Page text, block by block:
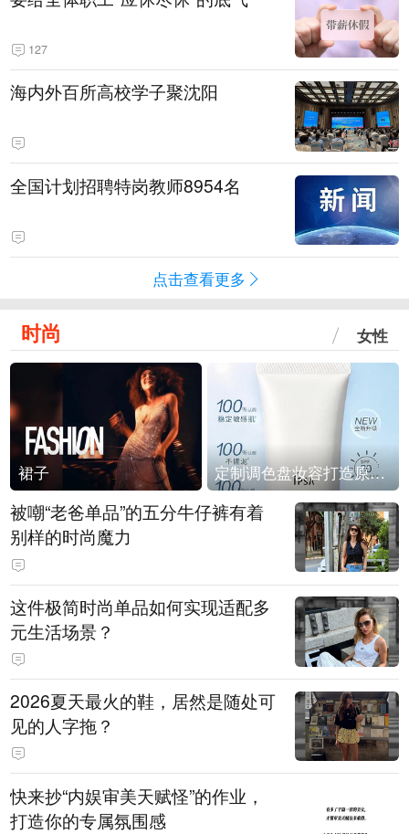
127
海内外百所高校学子聚沈阳
全国计划招聘特岗教师8954名
点击查看更多
时尚 女性
裙子 定制调色盘妆容打造原生之美
被嘲“老爸单品”的五分牛仔裤有着
别样的时尚魔力
这件极简时尚单品如何实现适配多
元生活场景？
2026夏天最火的鞋，居然是随处可
见的人字拖？
快来抄“内娱审美天赋怪”的作业，
打造你的专属氛围感